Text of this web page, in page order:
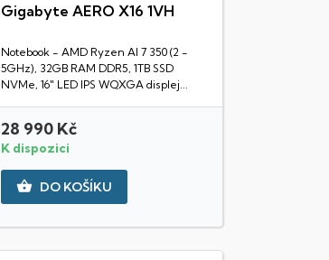
Gigabyte AERO X16 1VH
Notebook - AMD Ryzen AI 7 350 (2 -
5GHz), 32GB RAM DDR5, 1TB SSD
NVMe, 16" LED IPS WQXGA displej...
28 990 Kč
K dispozici
 DO KOŠÍKU